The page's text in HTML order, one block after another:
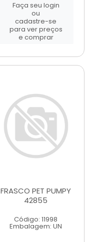
Faça seu login
ou
cadastre-se
para ver preços
e comprar
FRASCO PET PUMPY
42855
Código: 11998
Embalagem: UN